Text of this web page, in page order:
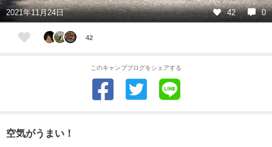
2021年11月24日 42 0
42
このキャンプブログをシェアする
空気がうまい！